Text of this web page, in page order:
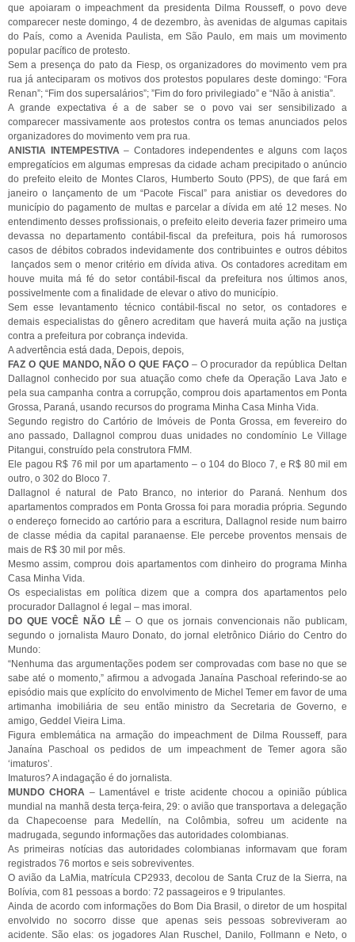
que apoiaram o impeachment da presidenta Dilma Rousseff, o povo deve
comparecer neste domingo, 4 de dezembro, às avenidas de algumas capitais
do País, como a Avenida Paulista, em São Paulo, em mais um movimento
popular pacífico de protesto.
Sem a presença do pato da Fiesp, os organizadores do movimento vem pra
rua já anteciparam os motivos dos protestos populares deste domingo: “Fora
Renan”; “Fim dos supersalários”; ”Fim do foro privilegiado” e “Não à anistia”.
A grande expectativa é a de saber se o povo vai ser sensibilizado a
comparecer massivamente aos protestos contra os temas anunciados pelos
organizadores do movimento vem pra rua.
ANISTIA INTEMPESTIVA– Contadores independentes e alguns com laços
empregatícios em algumas empresas da cidade acham precipitado o anúncio
do prefeito eleito de Montes Claros, Humberto Souto (PPS), de que fará em
janeiro o lançamento de um “Pacote Fiscal” para anistiar os devedores do
município do pagamento de multas e parcelar a dívida em até 12 meses. No
entendimento desses profissionais, o prefeito eleito deveria fazer primeiro uma
devassa no departamento contábil-fiscal da prefeitura, pois há rumorosos
casos de débitos cobrados indevidamente dos contribuintes e outros débitos
lançados sem o menor critério em dívida ativa. Os contadores acreditam em
houve muita má fé do setor contábil-fiscal da prefeitura nos últimos anos,
possivelmente com a finalidade de elevar o ativo do município.
Sem esse levantamento técnico contábil-fiscal no setor, os contadores e
demais especialistas do gênero acreditam que haverá muita ação na justiça
contra a prefeitura por cobrança indevida.
A advertência está dada, Depois, depois,
FAZ O QUE MANDO, NÃO O QUE FAÇO– O procurador da república Deltan
Dallagnol conhecido por sua atuação como chefe da Operação Lava Jato e
pela sua campanha contra a corrupção, comprou dois apartamentos em Ponta
Grossa, Paraná, usando recursos do programa Minha Casa Minha Vida.
Segundo registro do Cartório de Imóveis de Ponta Grossa, em fevereiro do
ano passado, Dallagnol comprou duas unidades no condomínio Le Village
Pitangui, construído pela construtora FMM.
Ele pagou R$ 76 mil por um apartamento – o 104 do Bloco 7, e R$ 80 mil em
outro, o 302 do Bloco 7.
Dallagnol é natural de Pato Branco, no interior do Paraná. Nenhum dos
apartamentos comprados em Ponta Grossa foi para moradia própria. Segundo
o endereço fornecido ao cartório para a escritura, Dallagnol reside num bairro
de classe média da capital paranaense. Ele percebe proventos mensais de
mais de R$ 30 mil por mês.
Mesmo assim, comprou dois apartamentos com dinheiro do programa Minha
Casa Minha Vida.
Os especialistas em política dizem que a compra dos apartamentos pelo
procurador Dallagnol é legal – mas imoral.
DO QUE VOCÊ NÃO LÊ– O que os jornais convencionais não publicam,
segundo o jornalista Mauro Donato, do jornal eletrônico Diário do Centro do
Mundo:
“Nenhuma das argumentações podem ser comprovadas com base no que se
sabe até o momento,” afirmou a advogada Janaína Paschoal referindo-se ao
episódio mais que explícito do envolvimento de Michel Temer em favor de uma
artimanha imobiliária de seu então ministro da Secretaria de Governo, e
amigo, Geddel Vieira Lima.
Figura emblemática na armação do impeachment de Dilma Rousseff, para
Janaína Paschoal os pedidos de um impeachment de Temer agora são
‘imaturos’.
Imaturos? A indagação é do jornalista.
MUNDO CHORA– Lamentável e triste acidente chocou a opinião pública
mundial na manhã desta terça-feira, 29: o avião que transportava a delegação
da Chapecoense para Medellín, na Colômbia, sofreu um acidente na
madrugada, segundo informações das autoridades colombianas.
As primeiras notícias das autoridades colombianas informavam que foram
registrados 76 mortos e seis sobreviventes.
O avião da LaMia, matrícula CP2933, decolou de Santa Cruz de la Sierra, na
Bolívia, com 81 pessoas a bordo: 72 passageiros e 9 tripulantes.
Ainda de acordo com informações do Bom Dia Brasil, o diretor de um hospital
envolvido no socorro disse que apenas seis pessoas sobreviveram ao
acidente. São elas: os jogadores Alan Ruschel, Danilo, Follmann e Neto, o